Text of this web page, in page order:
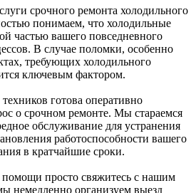
срочного ремонта холодильного
понимаем, что холодильные
частью вашего повседневного
В случае поломки, особенно
требующих холодильного
ключевым фактором.
готова оперативно
о срочном ремонте. Мы стараемся
обслуживание для устранения
работоспособности вашего
в кратчайшие сроки.
просто свяжитесь с нашим
немедленно организуем выезд